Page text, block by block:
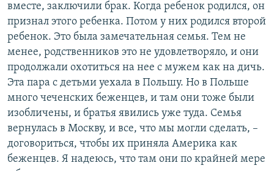
вместе, заключили брак. Когда ребенок родился, он
признал этого ребенка. Потом у них родился второй
ребенок. Это была замечательная семья. Тем не
менее, родственников это не удовлетворяло, и они
продолжали охотиться на нее с мужем как на дичь.
Эта пара с детьми уехала в Польшу. Но в Польше
много чеченских беженцев, и там они тоже были
изобличены, и братья явились уже туда. Семья
вернулась в Москву, и все, что мы могли сделать, –
договориться, чтобы их приняла Америка как
беженцев. Я надеюсь, что там они по крайней мере